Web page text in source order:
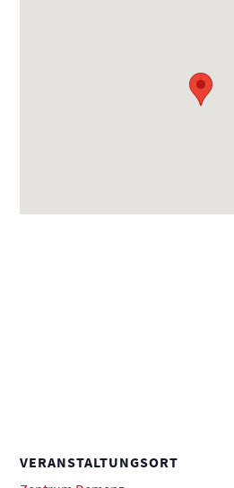
VERANSTALTUNGSORT